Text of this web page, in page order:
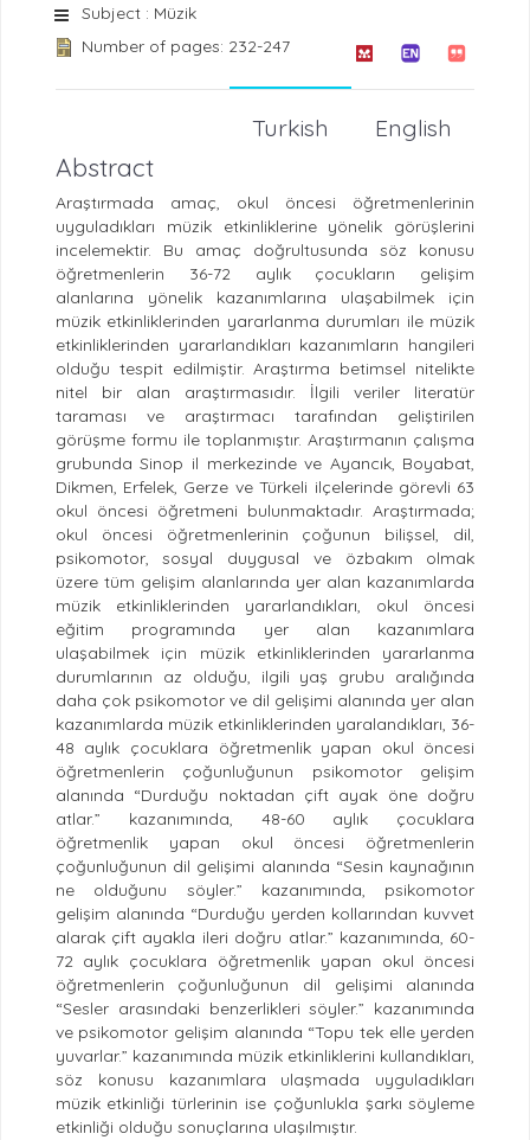
Subject : Müzik
Number of pages: 232-247
English
Turkish
Abstract
Araştırmada amaç, okul öncesi öğretmenlerinin
uyguladıkları müzik etkinliklerine yönelik görüşlerini
incelemektir. Bu amaç doğrultusunda söz konusu
öğretmenlerin 36-72 aylık çocukların gelişim
alanlarına yönelik kazanımlarına ulaşabilmek için
müzik etkinliklerinden yararlanma durumları ile müzik
etkinliklerinden yararlandıkları kazanımların hangileri
olduğu tespit edilmiştir. Araştırma betimsel nitelikte
nitel bir alan araştırmasıdır. İlgili veriler literatür
taraması ve araştırmacı tarafından geliştirilen
görüşme formu ile toplanmıştır. Araştırmanın çalışma
grubunda Sinop il merkezinde ve Ayancık, Boyabat,
Dikmen, Erfelek, Gerze ve Türkeli ilçelerinde görevli 63
okul öncesi öğretmeni bulunmaktadır. Araştırmada;
okul öncesi öğretmenlerinin çoğunun bilişsel, dil,
psikomotor, sosyal duygusal ve özbakım olmak
üzere tüm gelişim alanlarında yer alan kazanımlarda
müzik etkinliklerinden yararlandıkları, okul öncesi
eğitim programında yer alan kazanımlara
ulaşabilmek için müzik etkinliklerinden yararlanma
durumlarının az olduğu, ilgili yaş grubu aralığında
daha çok psikomotor ve dil gelişimi alanında yer alan
kazanımlarda müzik etkinliklerinden yaralandıkları, 36-
48 aylık çocuklara öğretmenlik yapan okul öncesi
öğretmenlerin çoğunluğunun psikomotor gelişim
alanında “Durduğu noktadan çift ayak öne doğru
atlar.” kazanımında, 48-60 aylık çocuklara
öğretmenlik yapan okul öncesi öğretmenlerin
çoğunluğunun dil gelişimi alanında “Sesin kaynağının
ne olduğunu söyler.” kazanımında, psikomotor
gelişim alanında “Durduğu yerden kollarından kuvvet
alarak çift ayakla ileri doğru atlar.” kazanımında, 60-
72 aylık çocuklara öğretmenlik yapan okul öncesi
öğretmenlerin çoğunluğunun dil gelişimi alanında
“Sesler arasındaki benzerlikleri söyler.” kazanımında
ve psikomotor gelişim alanında “Topu tek elle yerden
yuvarlar.” kazanımında müzik etkinliklerini kullandıkları,
söz konusu kazanımlara ulaşmada uyguladıkları
müzik etkinliği türlerinin ise çoğunlukla şarkı söyleme
etkinliği olduğu sonuçlarına ulaşılmıştır.